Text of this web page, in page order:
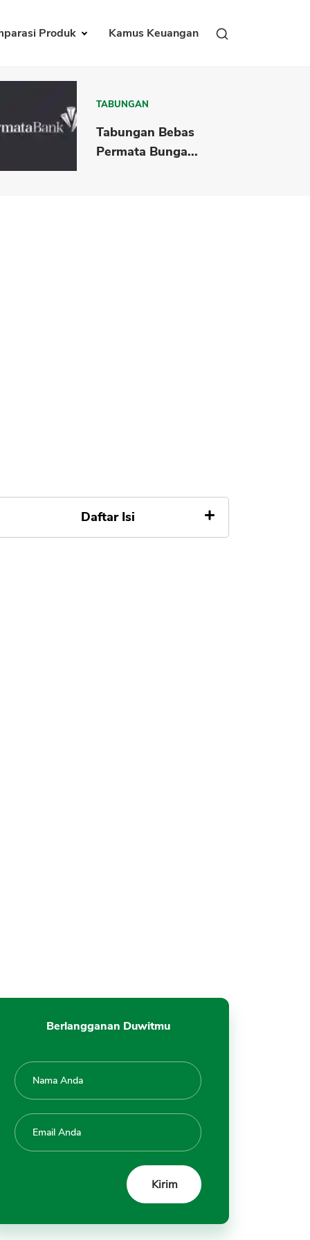
Produk Kamus Keuangan
TABUNGAN
Tabungan Bebas
Permata Bunga...
Daftar Isi
6. BRI Mencatat ROA dan NIM
7. Jaringan Kantor Luas ke
8. Inovasi AgenBRILink,
Bertransaksi Tanpa Harus ke
Bank
9. Buka Tabungan Online di
BRI Digital Saving
1. Kontribusi Dana Murah
2. NPL Masih Relatif Tinggi
Berlangganan Duwitmu